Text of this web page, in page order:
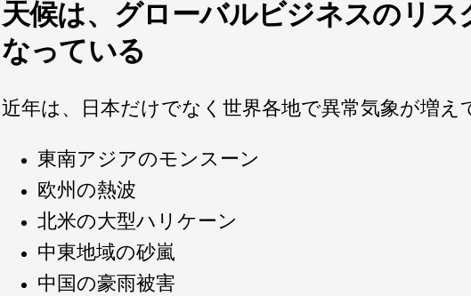
天候は、グローバルビジネスのリス
なっている
近年は、日本だけでなく世界各地で異常気象が増え
東南アジアのモンスーン
欧州の熱波
北米の大型ハリケーン
中東地域の砂嵐
中国の豪雨被害